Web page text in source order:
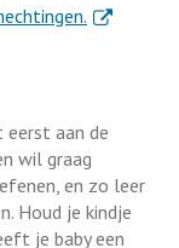
. Externe
eerst aan de
wil graag
en zo leer
Houd je kindje
je baby een